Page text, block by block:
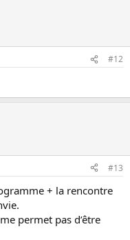
#12
#13
+ la rencontre
permet pas d’être